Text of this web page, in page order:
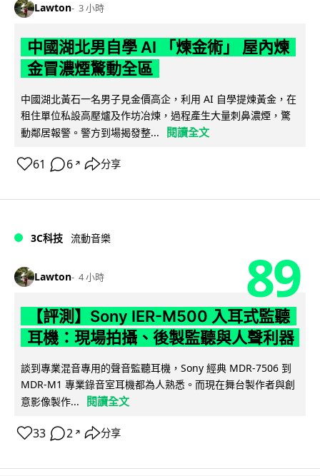
Lawton 3 小時
中國湖北男自學 AI 「煉金術」 屋內煉
金冒濃煙驚動全區
中國湖北黃石一名男子見金價高企，利用 AI 自學提煉黃金，在
租住單位私設高壓爐及作坊冶煉，過程產生大量刺鼻濃煙，驚
動鄰居報警。警方到場揭發整...
閱讀全文
61 6 ↗ 分享
3C科技 流動音樂
Lawton 4 小時 89
【評測】Sony IER-M500 入耳式監聽
耳機：現場拍攝、後製監聽與人聲利器
談到專業混音專用的聲音監聽耳機，Sony 經典 MDR-7506 到
MDR-M1 專業錄音室耳機都為人熟悉。而現在舞台製作者與創
意影像製作...
閱讀全文
33 2 ↗ 分享